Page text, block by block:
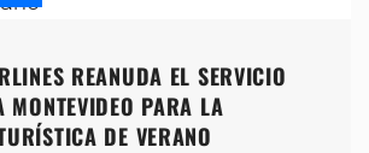
REANUDA EL SERVICIO
MONTEVIDEO PARA LA
DE VERANO